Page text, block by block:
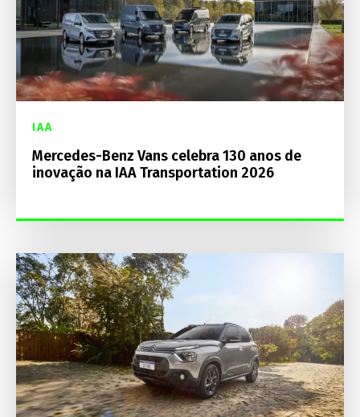
IAA
Mercedes-Benz Vans celebra 130 anos de
inovação na IAA Transportation 2026